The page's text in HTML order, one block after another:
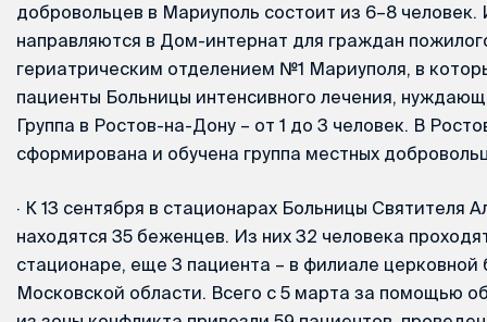
добровольцев в Мариуполь состоит из 6–8 человек.
направляются в Дом-интернат для граждан
гериатрическим отделением №1 Мариуполя, в
пациенты Больницы интенсивного лечения,
Группа в Ростов-на-Дону – от 1 до 3 человек. В
сформирована и обучена группа местных
· К 13 сентября в стационарах Больницы Святителя
находятся 35 беженцев. Из них 32 человека
стационаре, еще 3 пациента – в филиале
Московской области. Всего с 5 марта за помощью